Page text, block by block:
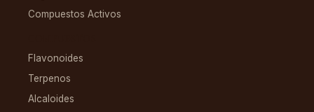
Compuestos Activos
Flavonoides
Terpenos
Alcaloides